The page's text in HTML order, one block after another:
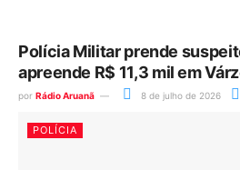
Polícia Militar prende
apreende R$ 11,3 mil em
por Rádio Aruanã 8 de julho de 2026
POLÍCIA